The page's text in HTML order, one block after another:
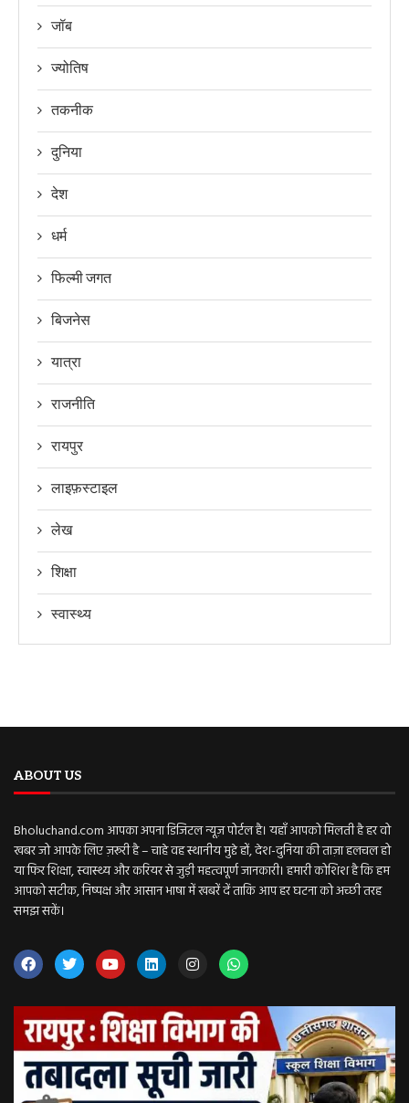
जॉब
ज्योतिष
तकनीक
दुनिया
देश
धर्म
फिल्मी जगत
बिजनेस
यात्रा
राजनीति
रायपुर
लाइफ़स्टाइल
लेख
शिक्षा
स्वास्थ्य
ABOUT US
Bholuchand.com आपका अपना डिजिटल न्यूज़ पोर्टल है। यहाँ आपको मिलती है हर वो
खबर जो आपके लिए ज़रूरी है – चाहे वह स्थानीय मुद्दे हों, देश-दुनिया की ताज़ा हलचल हो
या फिर शिक्षा, स्वास्थ्य और करियर से जुड़ी महत्वपूर्ण जानकारी। हमारी कोशिश है कि हम
आपको सटीक, निष्पक्ष और आसान भाषा में खबरें दें ताकि आप हर घटना को अच्छी तरह
समझ सकें।